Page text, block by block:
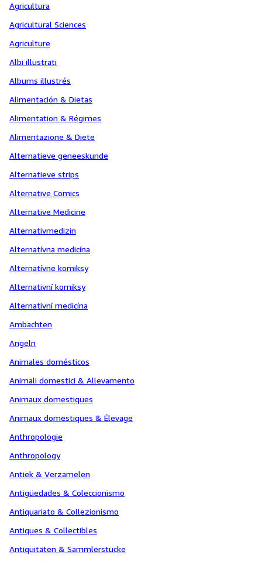
Agricultura
Agricultural Sciences
Agriculture
Albi illustrati
Albums illustrés
Alimentación & Dietas
Alimentation & Régimes
Alimentazione & Diete
Alternatieve geneeskunde
Alternatieve strips
Alternative Comics
Alternative Medicine
Alternativmedizin
Alternatívna medicína
Alternatívne komiksy
Alternativní komiksy
Alternativní medicína
Ambachten
Angeln
Animales domésticos
Animali domestici & Allevamento
Animaux domestiques
Animaux domestiques & Élevage
Anthropologie
Anthropology
Antiek & Verzamelen
Antigüedades & Coleccionismo
Antiquariato & Collezionismo
Antiques & Collectibles
Antiquitäten & Sammlerstücke